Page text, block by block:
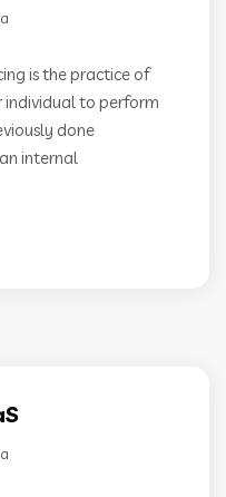
is the practice of
individual to perform
done
internal